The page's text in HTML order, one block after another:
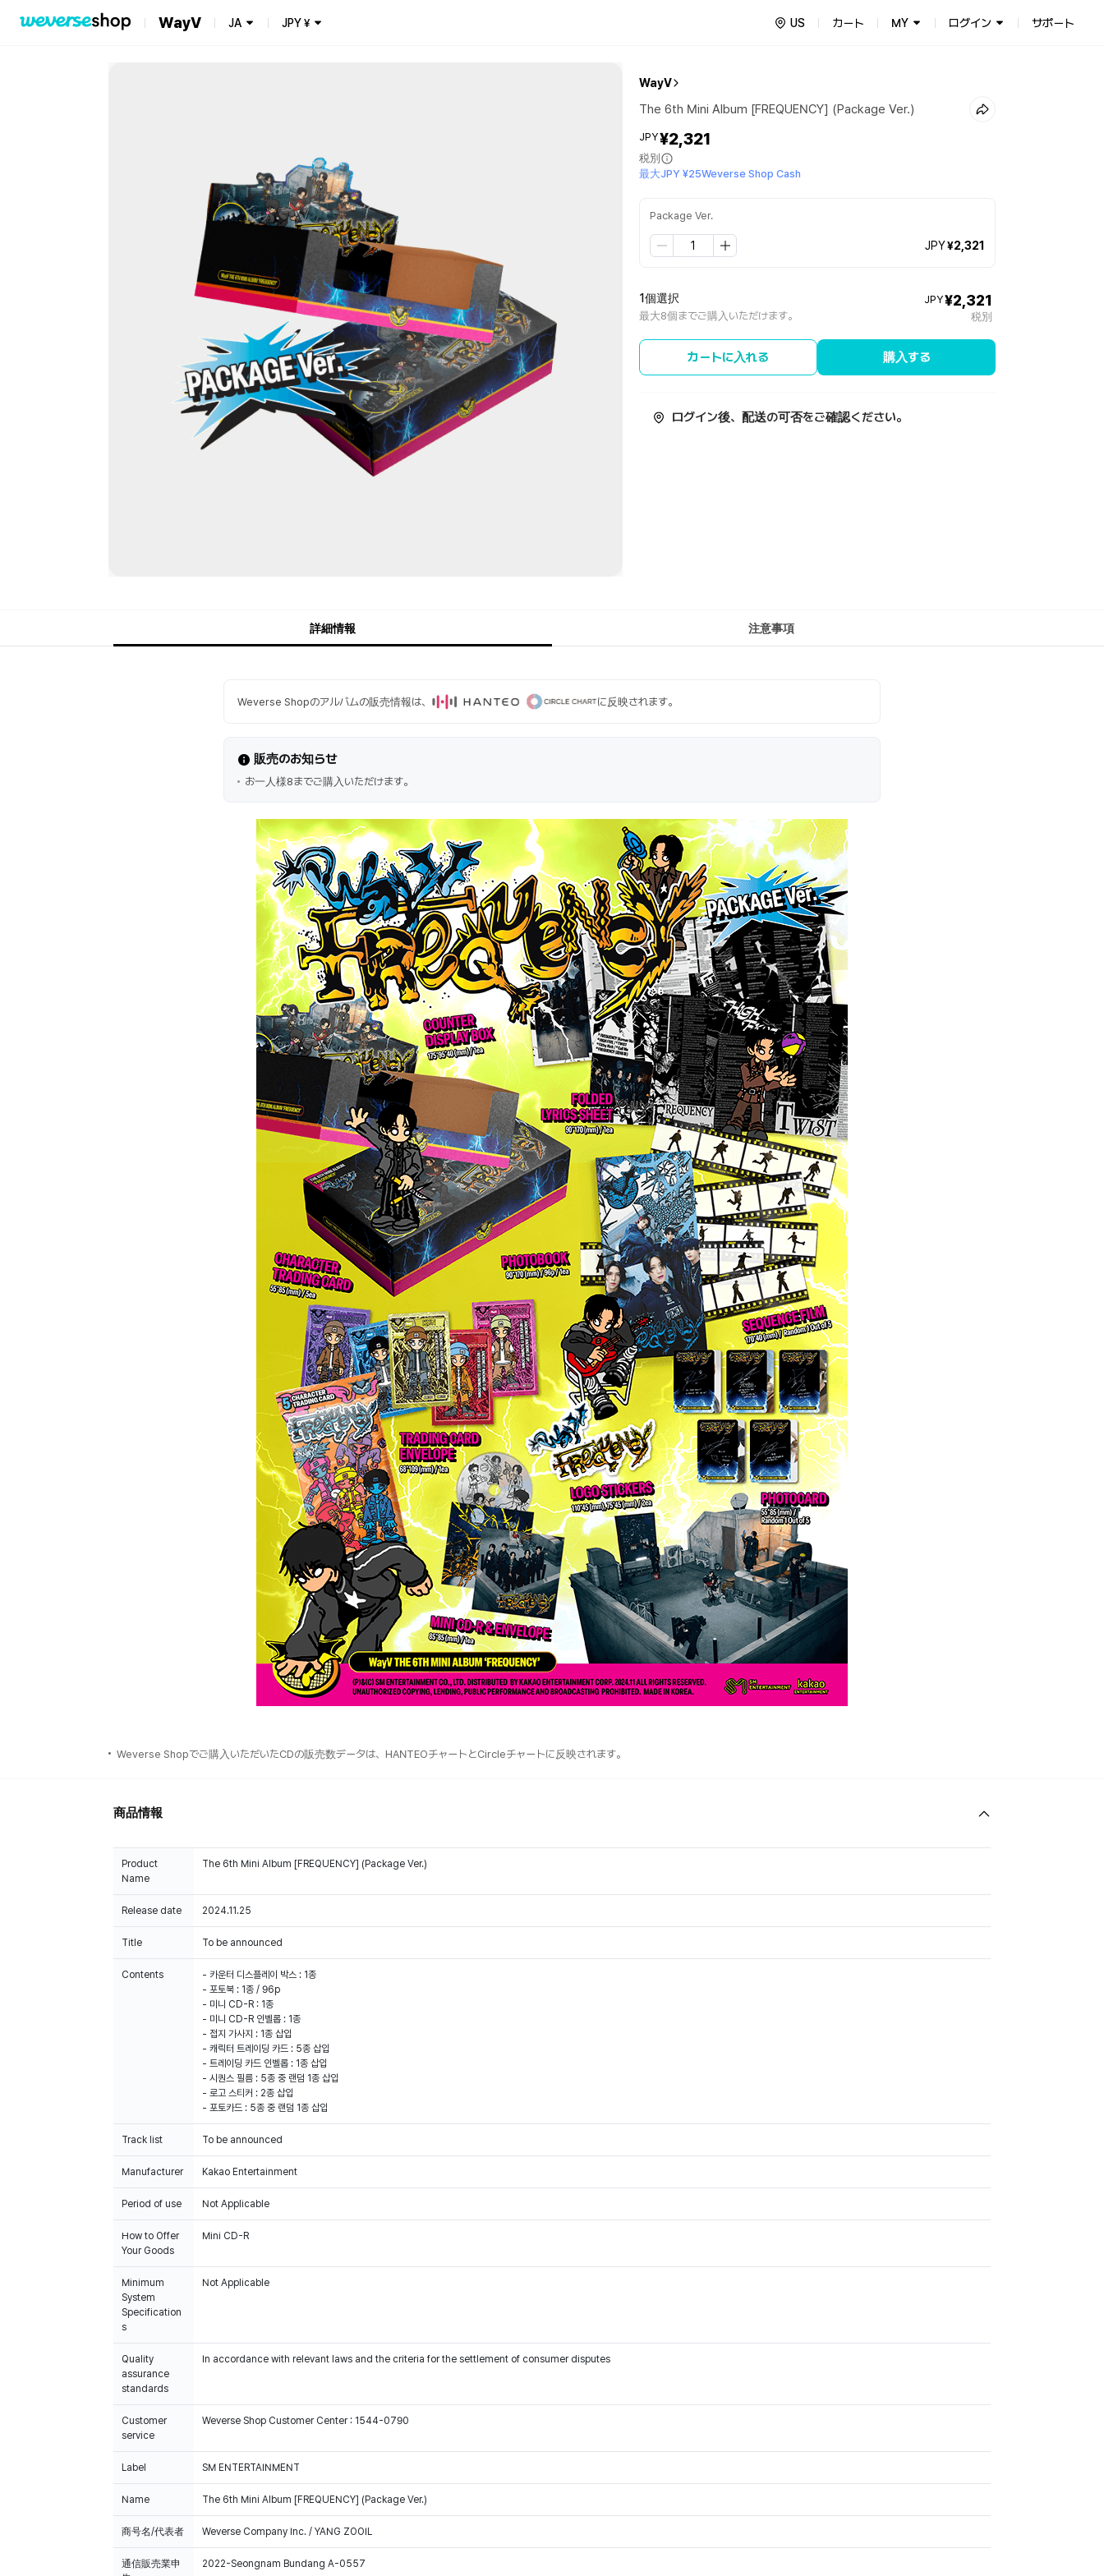
WayV JA JPY¥ US カート MY ログイン サポート
WayV
The 6th Mini Album [FREQUENCY] (Package Ver.)
JPY¥2,321
税別
最大JPY ¥25Weverse Shop Cash
Package Ver.
JPY¥2,321
1個選択
最大8個までご購入いただけます。
JPY¥2,321
税別
カートに入れる 購入する
ログイン後、配送の可否をご確認ください。
詳細情報 注意事項
Weverse Shopのアルバムの販売情報は、 に反映されます。
販売のお知らせ
お一人様8までご購入いただけます。
Weverse Shopでご購入いただいたCDの販売数データは、HANTEOチャートとCircleチャートに反映されます。
商品情報
Product
Name
The 6th Mini Album [FREQUENCY] (Package Ver.)
Release date 2024.11.25
Title To be announced
Contents
- 카운터 디스플레이 박스 : 1종
- 포토북 : 1종 / 96p
- 미니 CD-R : 1종
- 미니 CD-R 인벨롭 : 1종
- 접지 가사지 : 1종 삽입
- 캐릭터 트레이딩 카드 : 5종 삽입
- 트레이딩 카드 인벨롭 : 1종 삽입
- 시퀀스 필름 : 5종 중 랜덤 1종 삽입
- 로고 스티커 : 2종 삽입
- 포토카드 : 5종 중 랜덤 1종 삽입
Track list To be announced
Manufacturer Kakao Entertainment
Period of use Not Applicable
How to Offer
Your Goods
Mini CD-R
Minimum
System
Specification
s
Not Applicable
Quality
assurance
standards
In accordance with relevant laws and the criteria for the settlement of consumer disputes
Customer
service
Weverse Shop Customer Center : 1544-0790
Label SM ENTERTAINMENT
Name The 6th Mini Album [FREQUENCY] (Package Ver.)
商号名/代表者 Weverse Company Inc. / YANG ZOOIL
通信販売業申
2022-Seongnam Bundang A-0557